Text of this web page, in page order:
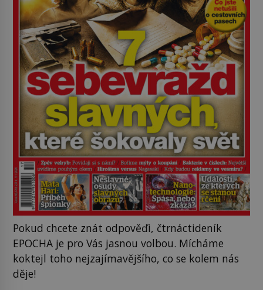
Pokud chcete znát odpověďi, čtrnáctideník
EPOCHA je pro Vás jasnou volbou. Mícháme
koktejl toho nejzajímavějšího, co se kolem nás
děje!